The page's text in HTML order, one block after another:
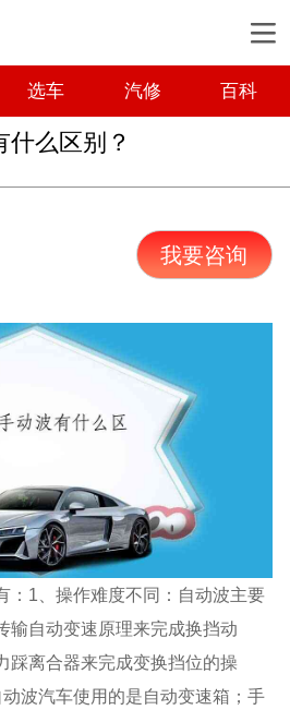
选车 汽修 百科
什么区别？
我要咨询
：1、操作难度不同：自动波主要
输自动变速原理来完成换挡动
踩离合器来完成变换挡位的操
波汽车使用的是自动变速箱；手